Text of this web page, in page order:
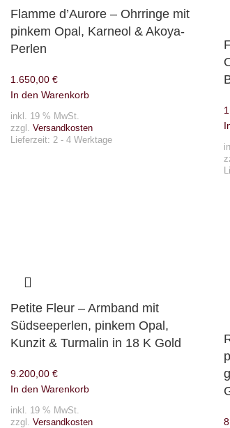
Flamme d’Aurore – Ohrringe mit
pinkem Opal, Karneol & Akoya-
Perlen
1.650,00 €
In den Warenkorb
inkl. 19 % MwSt.
zzgl. Versandkosten
Lieferzeit: 2 - 4 Werktage
Petite Fleur – Armband mit
Südseeperlen, pinkem Opal,
Kunzit & Turmalin in 18 K Gold
9.200,00 €
In den Warenkorb
inkl. 19 % MwSt.
zzgl. Versandkosten